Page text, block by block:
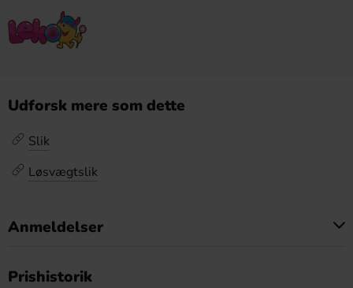
Udforsk mere som dette
Slik
Løsvægtslik
Anmeldelser
Prishistorik